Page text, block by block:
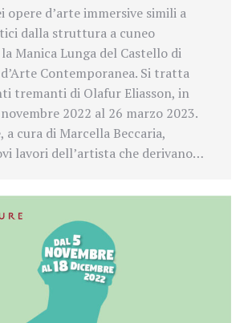
opere d’arte immersive simili a
dalla struttura a cuneo
Manica Lunga del Castello di
Contemporanea. Si tratta
tremanti di Olafur Eliasson, in
2022 al 26 marzo 2023.
a cura di Marcella Beccaria,
lavori dell’artista che derivano…